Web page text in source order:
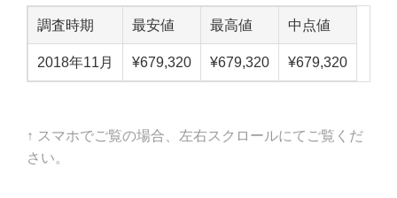
調査時期 最安値 最高値 中点値
2018年11月 ¥679,320 ¥679,320 ¥679,320
↑ スマホでご覧の場合、左右スクロールにてご覧くだ
さい。